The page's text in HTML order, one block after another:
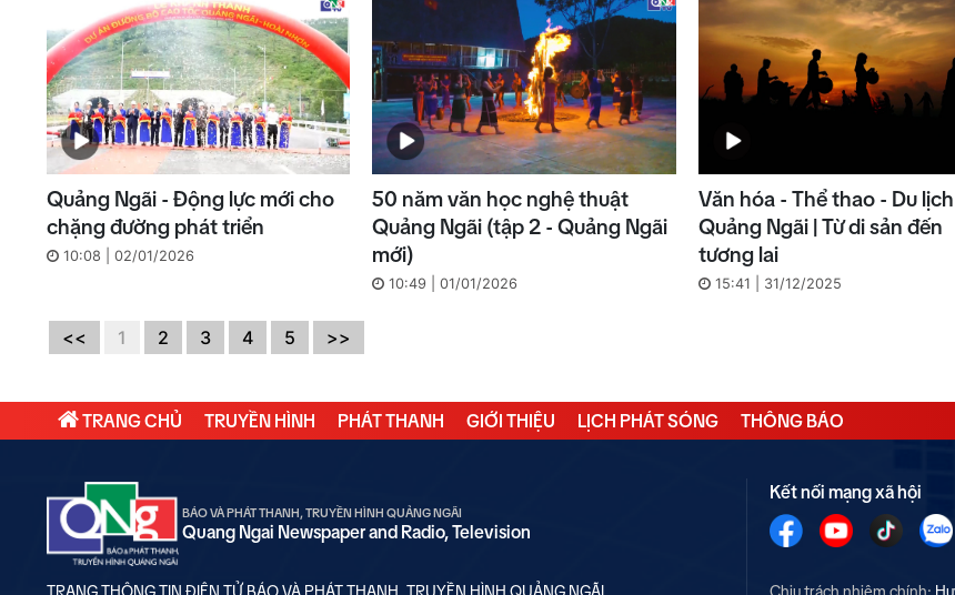
Quảng Ngãi - Động lực mới cho
chặng đường phát triển
10:08 | 02/01/2026
50 năm văn học nghệ thuật
Quảng Ngãi (tập 2 - Quảng Ngãi
mới)
10:49 | 01/01/2026
Văn hóa - Thể thao - Du lịch
Quảng Ngãi | Từ di sản đến
tương lai
15:41 | 31/12/2025
<< 1 2 3 4 5 >>
TRANG CHỦ TRUYỀN HÌNH PHÁT THANH GIỚI THIỆU LỊCH PHÁT SÓNG THÔNG BÁO
BÁO VÀ PHÁT THANH, TRUYỀN HÌNH QUẢNG NGÃI
Quang Ngai Newspaper and Radio, Television
TRANG THÔNG TIN ĐIỆN TỬ BÁO VÀ PHÁT THANH, TRUYỀN HÌNH QUẢNG NGÃI
Kết nối mạng xã hội